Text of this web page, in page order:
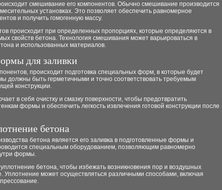
смешивание его компонентов. Обычно смешивание производится
установках. Это позволяет обеспечить равномерное
и получить гомогенную массу.
происходит при определенных пропорциях, которые определяются в
свойств бетона. Технология смешивания может варьироваться в
и использованных материалов.
для заливки
происходит подготовка специальных форм, в которые будет
должны быть герметичными и точно соответствовать требуемым
конструкции.
в себя очистку и смазку поверхности, чтобы предотвратить
формы и обеспечить легкость извлечения готовой конструкции после
бетона
бетона является его заливка в подготовленные формы и
специальным оборудованием, позволяющим равномерно
формы.
бетона, чтобы избежать возникновения пор и воздушных
Уплотнение может осуществляться различными способами, включая